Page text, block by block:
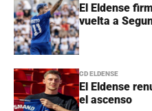
El Eldense
vuelta a
CD ELDENSE
El Eldense
el ascenso